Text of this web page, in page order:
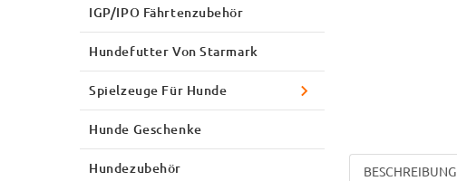
BESCHREIBUNG
IGP/IPO Fährtenzubehör
Hundefutter Von Starmark
Spielzeuge Für Hunde
Hunde Geschenke
Hundezubehör